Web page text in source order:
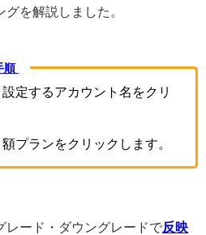
グを解説しました。
順
定するアカウント名をクリ
プランをクリックします。
レード・ダウングレードで反映